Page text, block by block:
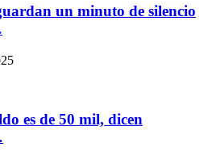
un minuto de silencio
es de 50 mil, dicen